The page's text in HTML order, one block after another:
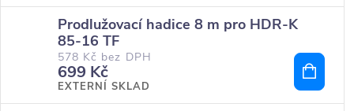
Prodlužovací hadice 8 m pro HDR-K
85-16 TF
578 Kč bez DPH
699 Kč
EXTERNÍ SKLAD